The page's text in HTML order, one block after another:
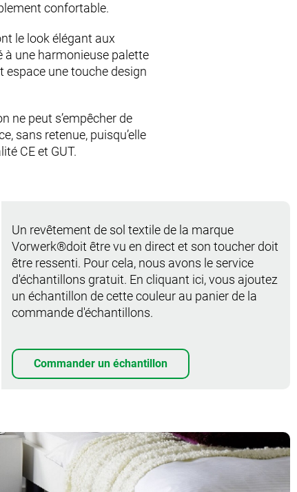
confortable.
le look élégant aux
à une harmonieuse palette
espace une touche design
ne peut s’empêcher de
sans retenue, puisqu’elle
CE et GUT.
Un revêtement de sol textile de la marque
Vorwerk®doit être vu en direct et son toucher doit
être ressenti. Pour cela, nous avons le service
d'échantillons gratuit. En cliquant ici, vous ajoutez
un échantillon de cette couleur au panier de la
commande d'échantillons.
Commander un échantillon